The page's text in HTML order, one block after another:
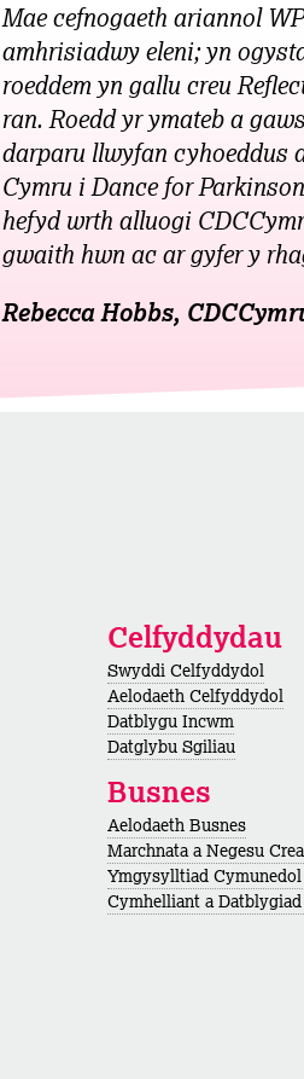
Mae cefnogaeth ariannol
amhrisiadwy eleni; yn
roeddem yn gallu creu
ran. Roedd yr ymateb a
darparu llwyfan cyhoeddus
Cymru i Dance for
hefyd wrth alluogi
gwaith hwn ac ar gyfer y
Rebecca Hobbs,
Celfyddydau
Swyddi Celfyddydol
Aelodaeth Celfyddydol
Datblygu Incwm
Datglybu Sgiliau
Busnes
Aelodaeth Busnes
Marchnata a Negesu
Ymgysylltiad
Cymhelliant a